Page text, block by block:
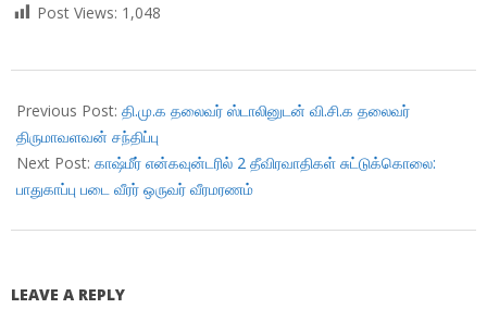
Post Views: 1,048
11-
27
Previous Post: தி.மு.க தலைவர் ஸ்டாலினுடன் வி.சி.க தலைவர்
திருமாவளவன் சந்திப்பு
Next Post: காஷ்மீர் என்கவுன்டரில் 2 தீவிரவாதிகள் சுட்டுக்கொலை:
பாதுகாப்பு படை வீரர் ஒருவர் வீரமரணம்
LEAVE A REPLY